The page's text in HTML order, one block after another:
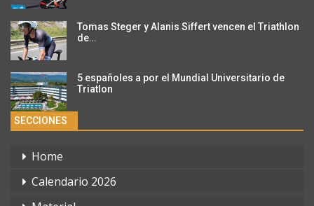
Tomas Steger y Alanis Siffert vencen el Triathlon
de…
5 españoles a por el Mundial Universitario de
Triatlon
SECCIONES
Home
Calendario 2026